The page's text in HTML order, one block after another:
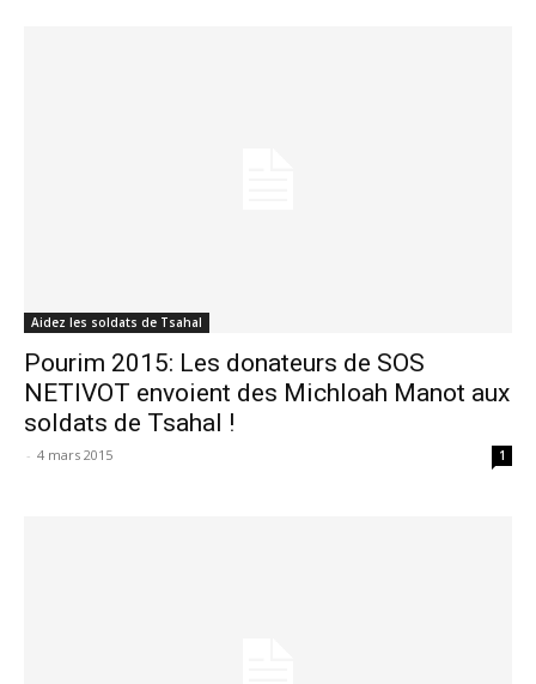
Aidez les soldats de Tsahal
Pourim 2015: Les donateurs de SOS
NETIVOT envoient des Michloah Manot aux
soldats de Tsahal !
- 4 mars 2015 1